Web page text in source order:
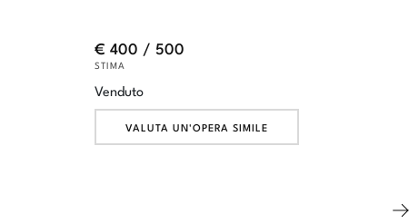
€ 400 / 500
STIMA
Venduto
VALUTA UN'OPERA SIMILE